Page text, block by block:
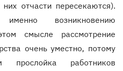
отчасти пересекаются).
возникновению
смысле рассмотрение
очень уместно, потому
работников